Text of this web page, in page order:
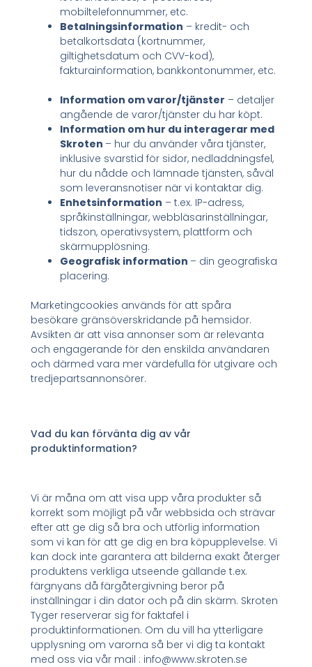
mobiltelefonnummer, etc.
Betalningsinformation – kredit- och
betalkortsdata (kortnummer,
giltighetsdatum och CVV-kod),
fakturainformation, bankkontonummer, etc.
Information om varor/tjänster – detaljer
angående de varor/tjänster du har köpt.
Information om hur du interagerar med
Skroten – hur du använder våra tjänster,
inklusive svarstid för sidor, nedladdningsfel,
hur du nådde och lämnade tjänsten, såväl
som leveransnotiser när vi kontaktar dig.
Enhetsinformation – t.ex. IP-adress,
språkinställningar, webbläsarinställningar,
tidszon, operativsystem, plattform och
skärmupplösning.
Geografisk information – din geografiska
placering.
Marketingcookies används för att spåra
besökare gränsöverskridande på hemsidor.
Avsikten är att visa annonser som är relevanta
och engagerande för den enskilda användaren
och därmed vara mer värdefulla för utgivare och
tredjepartsannonsörer.
Vad du kan förvänta dig av vår
produktinformation?
Vi är måna om att visa upp våra produkter så
korrekt som möjligt på vår webbsida och strävar
efter att ge dig så bra och utförlig information
som vi kan för att ge dig en bra köpupplevelse. Vi
kan dock inte garantera att bilderna exakt återger
produktens verkliga utseende gällande t.ex.
färgnyans då färgåtergivning beror på
inställningar i din dator och på din skärm. Skroten
Tyger reserverar sig för faktafel i
produktinformationen. Om du vill ha ytterligare
upplysning om varorna så ber vi dig ta kontakt
med oss via vår mail : info@www.skroten.se